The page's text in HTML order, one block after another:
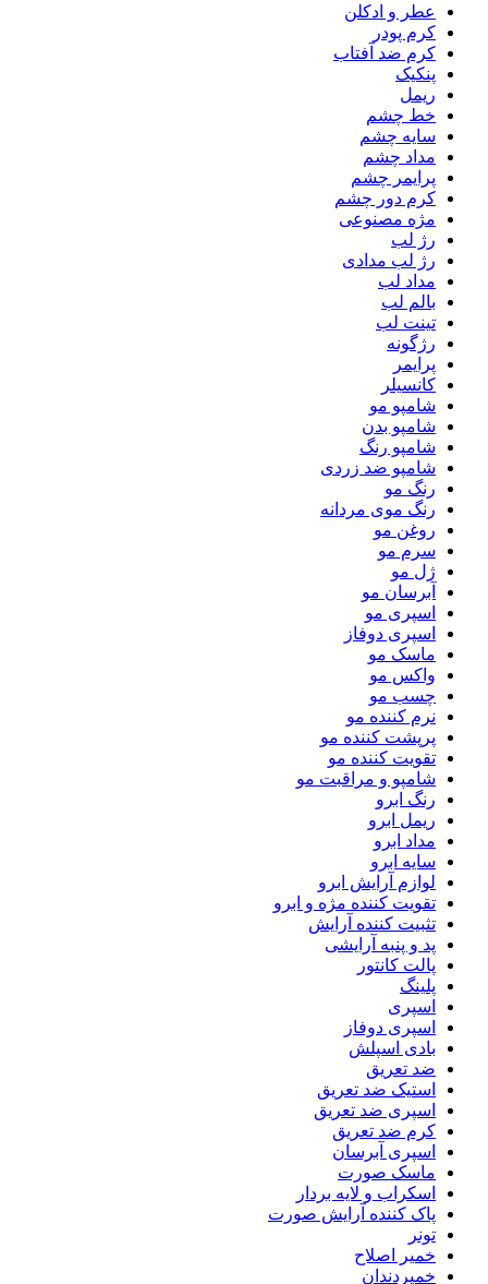
عطر و ادکلن
کرم پودر
کرم ضد آفتاب
پنکیک
ریمل
خط چشم
سایه چشم
مداد چشم
پرایمر چشم
کرم دور چشم
مژه مصنوعی
رژ لب
رژ لب مدادی
مداد لب
بالم لب
تینت لب
رژگونه
پرایمر
کانسیلر
شامپو مو
شامپو بدن
شامپو رنگ
شامپو ضد زردی
رنگ مو
رنگ موی مردانه
روغن مو
سرم مو
ژل مو
آبرسان مو
اسپری مو
اسپری دوفاز
ماسک مو
واکس مو
چسب مو
نرم کننده مو
پرپشت کننده مو
تقویت کننده مو
شامپو و مراقبت مو
رنگ ابرو
ریمل ابرو
مداد ابرو
سایه ابرو
لوازم آرایش ابرو
تقویت کننده مژه و ابرو
تثبیت کننده آرایش
پد و پنبه آرایشی
پالت کانتور
پلینگ
اسپری
اسپری دوفاز
بادی اسپلش
ضد تعریق
استیک ضد تعریق
اسپری ضد تعریق
کرم ضد تعریق
اسپری آبرسان
ماسک صورت
اسکراب و لایه بردار
پاک کننده آرایش صورت
تونر
خمیر اصلاح
خمیردندان